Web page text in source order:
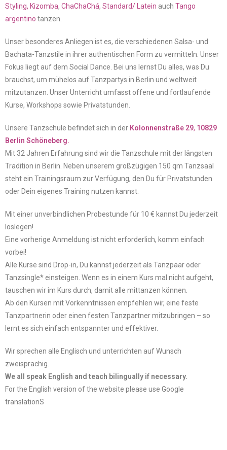
Styling, Kizomba, ChaChaChá, Standard/ Latein auch Tango
argentino tanzen.
Unser besonderes Anliegen ist es, die verschiedenen Salsa- und
Bachata-Tanzstile in ihrer authentischen Form zu vermitteln. Unser
Fokus liegt auf dem Social Dance. Bei uns lernst Du alles, was Du
brauchst, um mühelos auf Tanzpartys in Berlin und weltweit
mitzutanzen. Unser Unterricht umfasst offene und fortlaufende
Kurse, Workshops sowie Privatstunden.
Unsere Tanzschule befindet sich in der Kolonnenstraße 29, 10829
Berlin Schöneberg.
Mit 32 Jahren Erfahrung sind wir die Tanzschule mit der längsten
Tradition in Berlin. Neben unserem großzügigen 150 qm Tanzsaal
steht ein Trainingsraum zur Verfügung, den Du für Privatstunden
oder Dein eigenes Training nutzen kannst.
Mit einer unverbindlichen Probestunde für 10 € kannst Du jederzeit
loslegen!
Eine vorherige Anmeldung ist nicht erforderlich, komm einfach
vorbei!
Alle Kurse sind Drop-in, Du kannst jederzeit als Tanzpaar oder
Tanzsingle* einsteigen. Wenn es in einem Kurs mal nicht aufgeht,
tauschen wir im Kurs durch, damit alle mittanzen können.
Ab den Kursen mit Vorkenntnissen empfehlen wir, eine feste
Tanzpartnerin oder einen festen Tanzpartner mitzubringen – so
lernt es sich einfach entspannter und effektiver.
Wir sprechen alle Englisch und unterrichten auf Wunsch
zweisprachig.
We all speak English and teach bilingually if necessary.
For the English version of the website please use Google
translationS